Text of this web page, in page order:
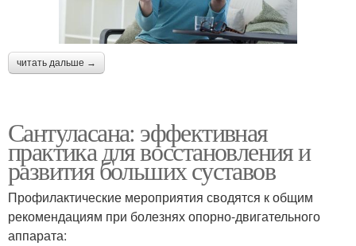
читать дальше →
Сантуласана: эффективная
практика для восстановления и
развития больших суставов
Профилактические мероприятия сводятся к общим
рекомендациям при болезнях опорно-двигательного
аппарата: